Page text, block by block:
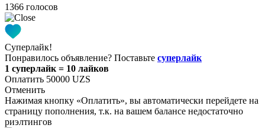
1366 голосов
Суперлайк!
Понравилось объявление? Поставьте суперлайк
1 суперлайк = 10 лайков
Оплатить 50000 UZS
Отменить
Нажимая кнопку «Оплатить», вы автоматически перейдете на
страницу пополнения, т.к. на вашем балансе недостаточно
риэлтингов